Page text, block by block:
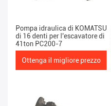
Pompa idraulica di KOMATSU
di 16 denti per l'escavatore di
41ton PC200-7
Ottenga il migliore prezzo